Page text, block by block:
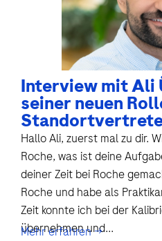
Interview mit Ali
seiner neuen
Hallo Ali, zuerst mal zu dir.
Roche, was ist deine
deiner Zeit bei Roche
Roche und habe als
Zeit konnte ich bei der
übernehmen und...
Mehr erfahren →